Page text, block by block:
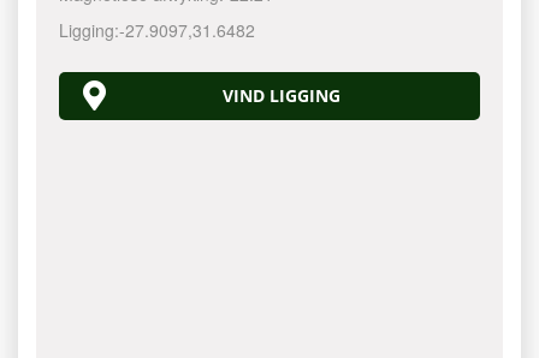
Ligging:-27.9097,31.6482
VIND LIGGING